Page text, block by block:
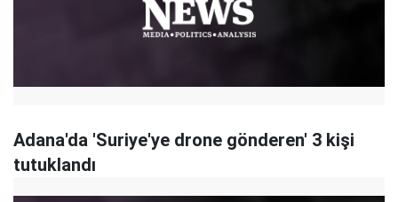
Adana'da 'Suriye'ye drone gönderen' 3 kişi
tutuklandı